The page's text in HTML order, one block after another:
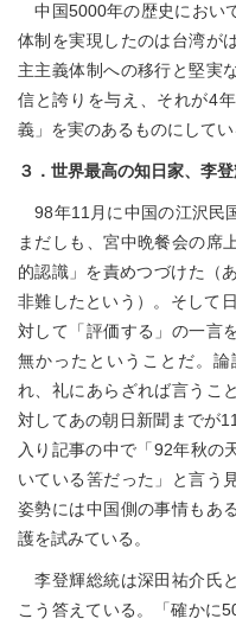
中国5000年の歴史におい
体制を実現したのは台湾が
主主義体制への移行と堅実
信と誇りを与え、それが4
義」を実のあるものにしてい
３．世界最高の知日家、李
98年11月に中国の江沢民
まだしも、宮中晩餐会の席
的認識」を責めつづけた（
非難したという）。そして
対して「評価する」の一言
無かったということだ。
れ、礼にあらざれば言うこ
対してあの朝日新聞までが
入り記事の中で「92年秋の
いている筈だった」と言う
姿勢には中国側の事情もあ
護を試みている。
李登輝総統は深田祐介氏
こう答えている。「確かに